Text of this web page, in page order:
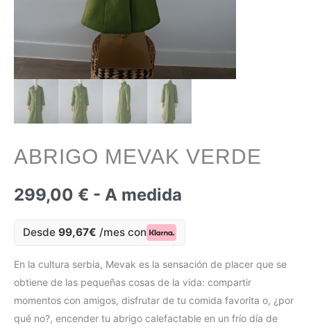
ABRIGO MEVAK VERDE
299,00 € - A medida
Desde 99,67€ /mes con
En la cultura serbia, Mevak es la sensación de placer que se
obtiene de las pequeñas cosas de la vida: compartir
momentos con amigos, disfrutar de tu comida favorita o, ¿por
qué no?, encender tu abrigo calefactable en un frío día de